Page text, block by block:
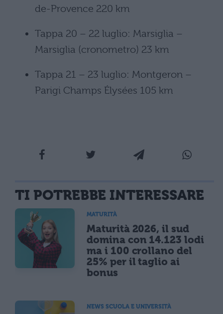
de-Provence 220 km
Tappa 20 – 22 luglio: Marsiglia –
Marsiglia (cronometro) 23 km
Tappa 21 – 23 luglio: Montgeron –
Parigi Champs Élysées 105 km
TI POTREBBE INTERESSARE
MATURITÀ
Maturità 2026, il sud
domina con 14.123 lodi
ma i 100 crollano del
25% per il taglio ai
bonus
NEWS SCUOLA E UNIVERSITÀ